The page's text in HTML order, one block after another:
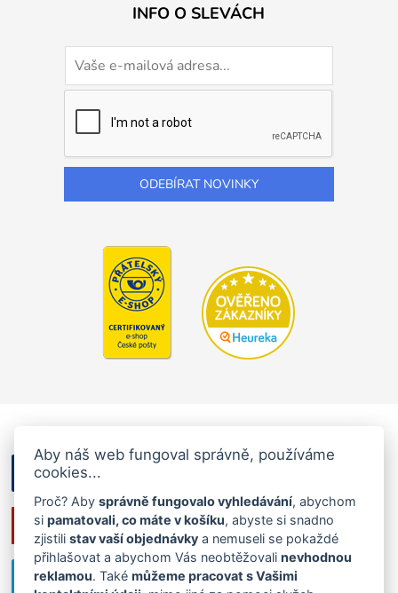
INFO O SLEVÁCH
Aby náš web fungoval správně, používáme
cookies...
Proč? Abysprávně fungovalo vyhledávání, abychom
sipamatovali, co máte v košíku, abyste si snadno
zjistilistav vaší objednávky a nemuseli se pokaždé
přihlašovat a abychom Vás neobtěžovalinevhodnou
reklamou. Takémůžeme pracovat s Vašimi